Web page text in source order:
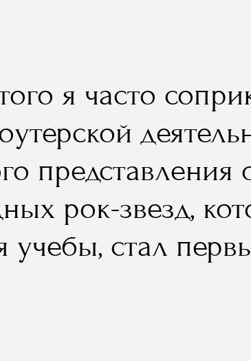
я часто
рок-звезд,
учебы, стал